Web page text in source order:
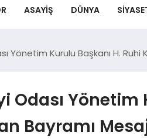
ASAYIŞ DÜNYA
Yönetim Kurulu Başkanı H. Ruhi
Odası Yönetim
Bayramı